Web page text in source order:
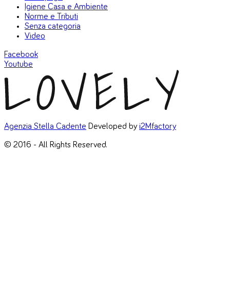
Igiene Casa e Ambiente
Norme e Tributi
Senza categoria
Video
Facebook
Youtube
Agenzia Stella Cadente Developed by i2Mfactory
© 2016 - All Rights Reserved.